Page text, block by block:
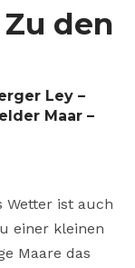
den
Ley –
Maar –
Wetter ist auch
einer kleinen
Maare das